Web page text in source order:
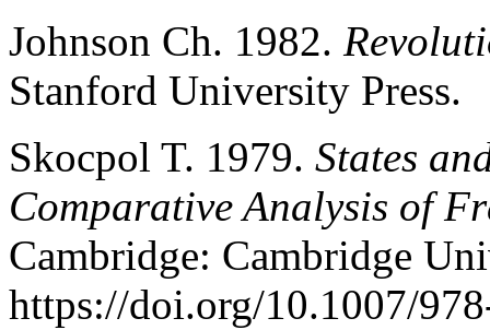
Johnson Ch. 1982.
Stanford University Press.
Skocpol T. 1979. States
Comparative Analysis of
Cambridge: Cambridge
https://doi.org/10.1007/